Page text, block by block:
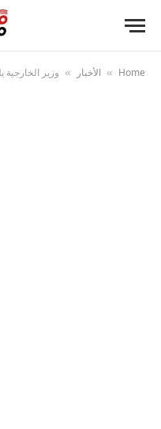
Home
» الأخبار » وزير الخارجية